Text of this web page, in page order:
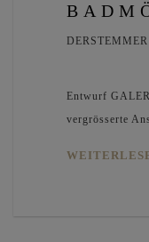
DERSTEMMER
Entwurf
vergrösserte